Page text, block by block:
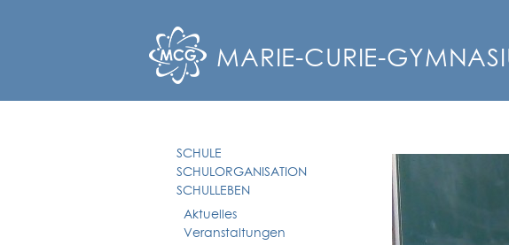
MARIE-CURIE-
SCHULE
SCHULORGANISATION
SCHULLEBEN
Aktuelles
Veranstaltungen